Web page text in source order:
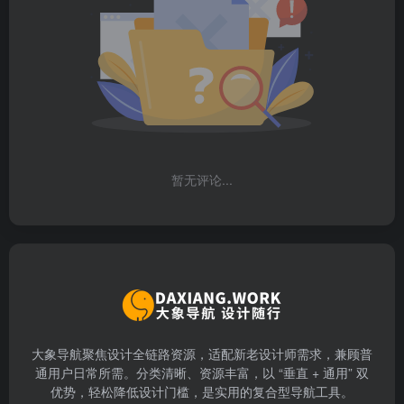
暂无评论...
大象导航聚焦设计全链路资源，适配新老设计师需求，兼顾普
通用户日常所需。分类清晰、资源丰富，以 “垂直 + 通用” 双
优势，轻松降低设计门槛，是实用的复合型导航工具。